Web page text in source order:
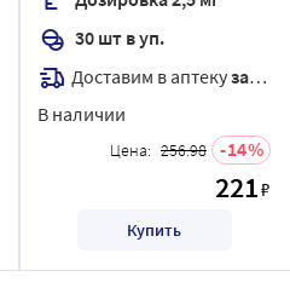
30 шт в уп.
Доставим в аптекузавтра
В наличии
Цена: 256.98 14
221₽
Купить